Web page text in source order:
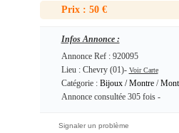
Prix : 50 €
Infos Annonce :
Annonce Ref : 920095
Lieu : Chevry (01)- Voir Carte
Catégorie : Bijoux / Montre/
Annonce consultée 305 fois -
Signaler un problème